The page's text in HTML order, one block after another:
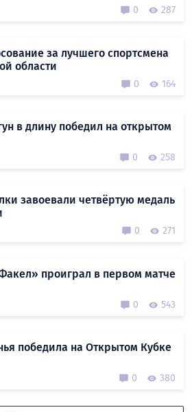
0 287
за лучшего спортсмена
области
0 164
в длину победил на открытом
0 258
завоевали четвёртую медаль
0 271
проиграл в первом матче
0 543
победила на Открытом Кубке
0 380